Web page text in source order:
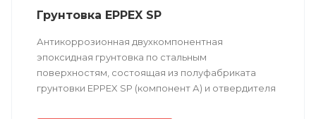
Грунтовка EPPEX SP
Антикоррозионная двухкомпонентная
эпоксидная грунтовка по стальным
поверхностям, состоящая из полуфабриката
грунтовки EPPEX SP (компонент А) и отвердителя